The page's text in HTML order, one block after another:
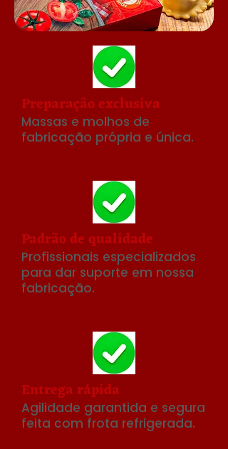
Preparação exclusiva
Massas e molhos de
fabricação própria e única.
Padrão de qualidade
Profissionais especializados
para dar suporte em nossa
fabricação.
Entrega rápida
Agilidade garantida e segura
feita com frota refrigerada.